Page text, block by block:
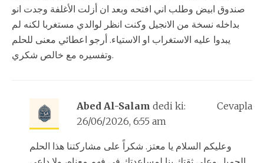
صندوق ابيض وطلب اني افتحه وبعد ان أزلت الأغلفة وجدت انو
بداخله نسخة من الانجيل وكنت انظر لوالدي مستغربا لكنه لم
يبدوا عليه الاستغراب او الاستياء. أرجو اعطائي معنى للحلم
وتفسيره مع خالص شكري.
Abed Al-Salam dedi ki:
26/06/2026, 6:55 am
وعليكم السلام يا معتز. شكراً على مشاركتنا هذا الحلم
Cevapla